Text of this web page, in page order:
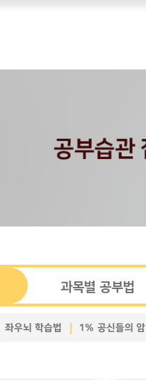
과목별 공부법
좌우뇌 학습법 1% 공신들의 암